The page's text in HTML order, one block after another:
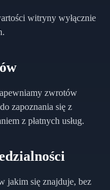
witryny wyłącznie
zwrotów
zapoznania się z
z płatnych usług.
jakim się znajduje, bez